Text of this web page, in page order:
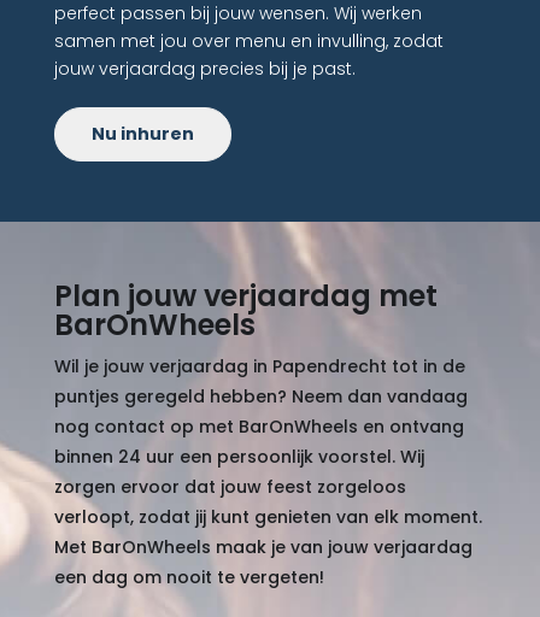
perfect passen bij jouw wensen. Wij werken
samen met jou over menu en invulling, zodat
jouw verjaardag precies bij je past.
Nu inhuren
Plan jouw verjaardag met
BarOnWheels
Wil je jouw verjaardag in Papendrecht tot in de
puntjes geregeld hebben? Neem dan vandaag
nog contact op met BarOnWheels en ontvang
binnen 24 uur een persoonlijk voorstel. Wij
zorgen ervoor dat jouw feest zorgeloos
verloopt, zodat jij kunt genieten van elk moment.
Met BarOnWheels maak je van jouw verjaardag
een dag om nooit te vergeten!